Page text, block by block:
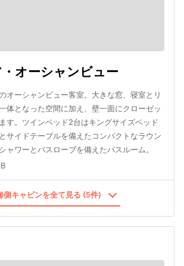
オーシャンビュー
オーシャンビュー客室。大きな窓、寝室とリ
体となった空間に加え、壁一面にクローゼッ
す。ツインベッド2台はキングサイズベッド
サイドテーブルを備えたコンパクトなラウン
ャワーとバスローブを備えたバスルーム。
側キャビンを全て見る (5件)